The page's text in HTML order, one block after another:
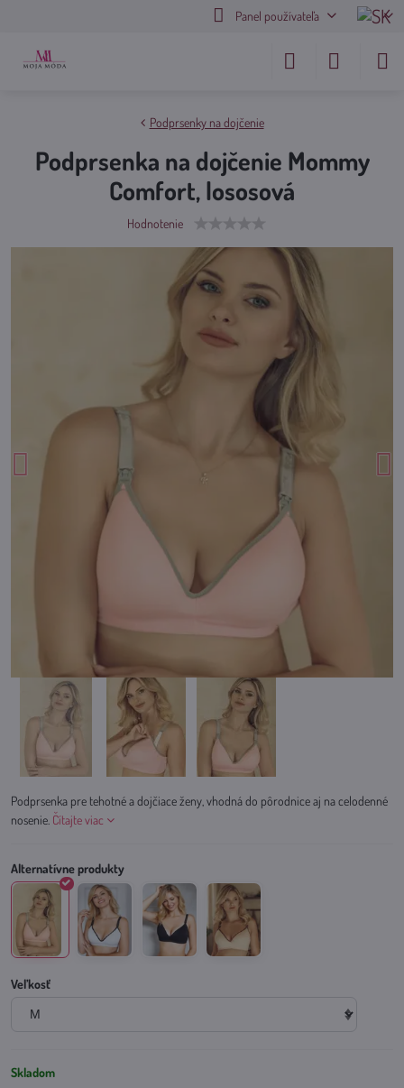
Panel používateľa
Podprsenky na dojčenie
Podprsenka na dojčenie Mommy
Comfort, lososová
Hodnotenie
Podprsenka pre tehotné a dojčiace ženy, vhodná do pôrodnice aj na celodenné
nosenie. Čítajte viac
Veľkosť
Skladom